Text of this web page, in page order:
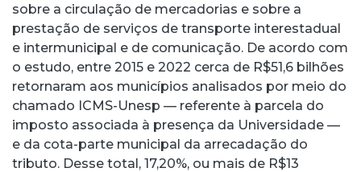
sobre a circulação de mercadorias e sobre a
prestação de serviços de transporte interestadual
e intermunicipal e de comunicação. De acordo com
o estudo, entre 2015 e 2022 cerca de R$51,6 bilhões
retornaram aos municípios analisados por meio do
chamado ICMS-Unesp — referente à parcela do
imposto associada à presença da Universidade —
e da cota-parte municipal da arrecadação do
tributo. Desse total, 17,20%, ou mais de R$13